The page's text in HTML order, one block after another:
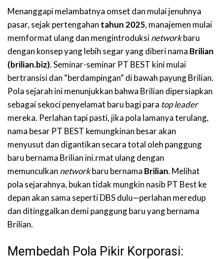
Menanggapi melambatnya omset dan mulai jenuhnya
pasar, sejak pertengahan tahun 2025, manajemen mulai
memformat ulang dan mengintroduksinetworkbaru
dengan konsep yang lebih segar yang diberi nama Brilian
(brilian.biz). Seminar-seminar PT BEST kini mulai
bertransisi dan “berdampingan” di bawah payung Brilian.
Pola sejarah ini menunjukkan bahwa Brilian dipersiapkan
sebagai sekoci penyelamat baru bagi para top leader
mereka. Perlahan tapi pasti, jika pola lamanya terulang,
nama besar PT BEST kemungkinan besar akan
menyusut dan digantikan secara total oleh panggung
baru bernama Brilian ini.rmat ulang dengan
memunculkan networkbaru bernama Brilian. Melihat
pola sejarahnya, bukan tidak mungkin nasib PT Best ke
depan akan sama seperti DBS dulu—perlahan meredup
dan ditinggalkan demi panggung baru yang bernama
Brilian.
Membedah Pola Pikir Korporasi: